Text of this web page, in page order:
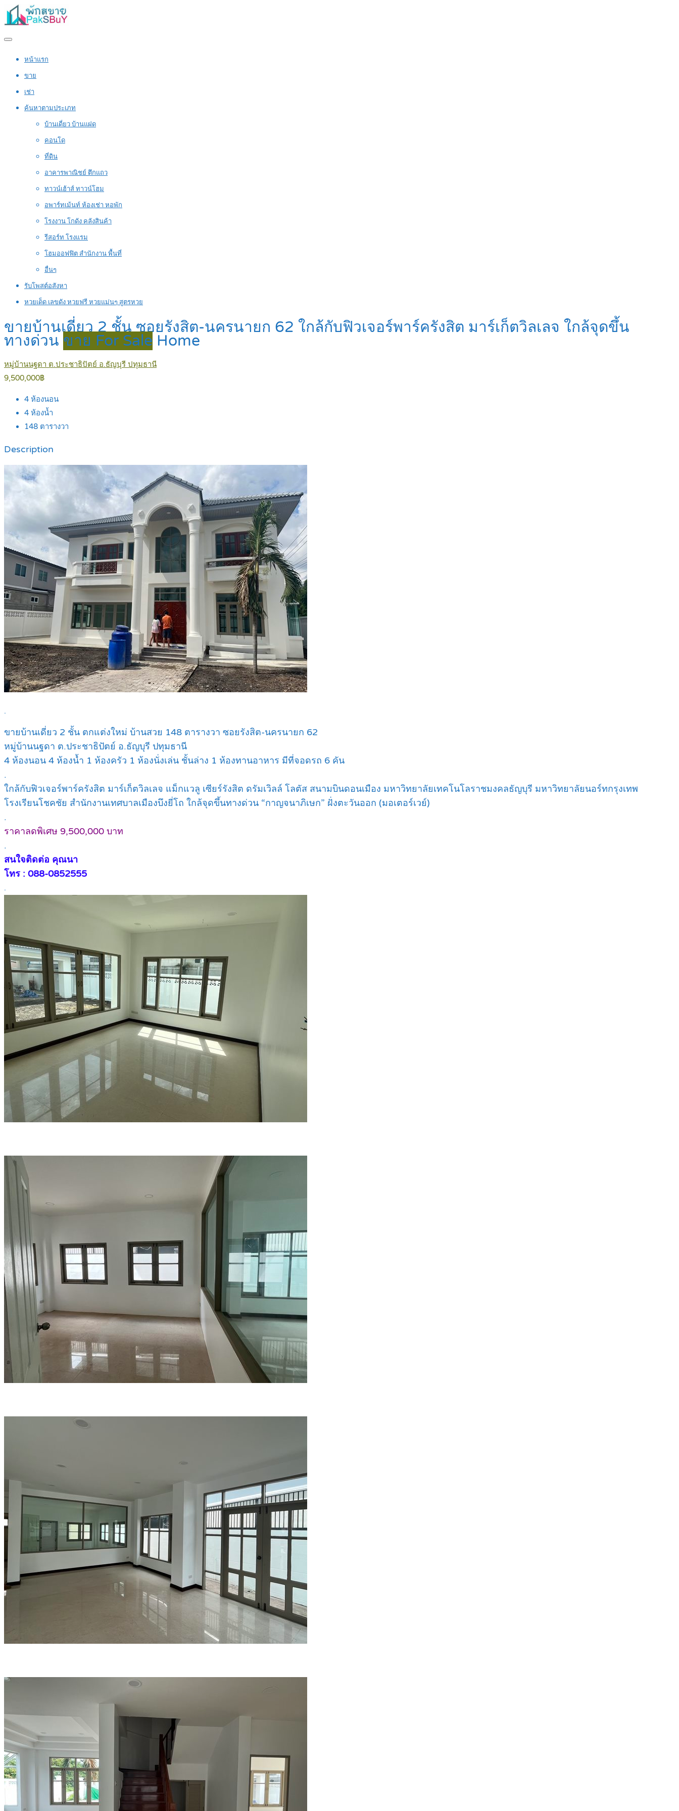
หน้าแรก
ขาย
เช่า
ค้นหาตามประเภท
บ้านเดี่ยว บ้านแฝด
คอนโด
ที่ดิน
อาคารพาณิชย์ ตึกแถว
ทาวน์เฮ้าส์ ทาวน์โฮม
อพาร์ทเม้นท์ ห้องเช่า หอพัก
โรงงาน โกดัง คลังสินค้า
รีสอร์ท โรงแรม
โฮมออฟฟิต สำนักงาน พื้นที่
อื่นๆ
รับโพสต์อสังหา
หวยเด็ด เลขดัง หวยฟรี หวยแม่นๆ สูตรหวย
ขายบ้านเดี่ยว 2 ชั้น ซอยรังสิต-นครนายก 62 ใกล้กับฟิวเจอร์พาร์ครังสิต มาร์เก็ตวิลเลจ ใกล้จุดขึ้น
ทางด่วน ขาย For Sale Home
หมู่บ้านนฐดา ต.ประชาธิปัตย์ อ.ธัญบุรี ปทุมธานี
9,500,000฿
4 ห้องนอน
4 ห้องน้ำ
148 ตารางวา
Description
.
ขายบ้านเดี่ยว 2 ชั้น ตกแต่งใหม่ บ้านสวย 148 ตารางวา ซอยรังสิต-นครนายก 62
หมู่บ้านนฐดา ต.ประชาธิปัตย์ อ.ธัญบุรี ปทุมธานี
4 ห้องนอน 4 ห้องน้ำ 1 ห้องครัว 1 ห้องนั่งเล่น ชั้นล่าง 1 ห้องทานอาหาร มีที่จอดรถ 6 คัน
.
ใกล้กับฟิวเจอร์พาร์ครังสิต มาร์เก็ตวิลเลจ แม็กแวลู เซียร์รังสิต ดรัมเวิลล์ โลตัส สนามบินดอนเมือง มหาวิทยาลัยเทคโนโลราชมงคลธัญบุรี มหาวิทยาลัยนอร์ทกรุงเทพ
โรงเรียนโชคชัย สำนักงานเทศบาลเมืองบึงยี่โถ ใกล้จุดขึ้นทางด่วน “กาญจนาภิเษก” ฝั่งตะวันออก (มอเตอร์เวย์)
.
ราคาลดพิเศษ 9,500,000 บาท
.
สนใจติดต่อ คุณนา
โทร : 088-0852555
.